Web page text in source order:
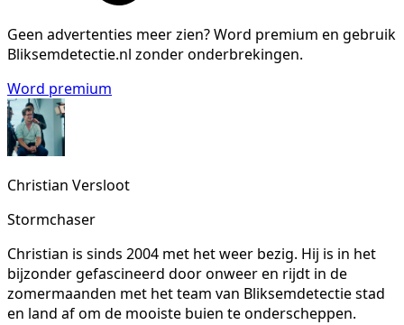
Geen advertenties meer zien?Word premium en gebruik
Bliksemdetectie.nl zonder onderbrekingen.
Word premium
Christian Versloot
Stormchaser
Christian is sinds 2004 met het weer bezig. Hij is in het
bijzonder gefascineerd door onweer en rijdt in de
zomermaanden met het team van Bliksemdetectie stad
en land af om de mooiste buien te onderscheppen.